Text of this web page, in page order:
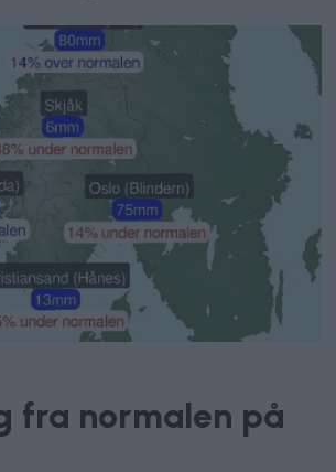
fra normalen på